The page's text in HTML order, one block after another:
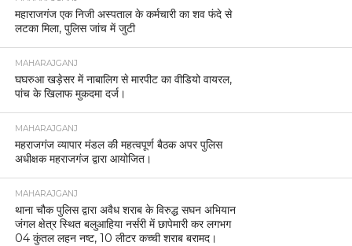
महाराजगंज एक निजी अस्पताल के कर्मचारी का शव फंदे से
लटका मिला, पुलिस जांच में जुटी
MAHARAJGANJ
घघरुआ खड़ेसर में नाबालिग से मारपीट का वीडियो वायरल,
पांच के खिलाफ मुकदमा दर्ज।
MAHARAJGANJ
महराजगंज व्यापार मंडल की महत्वपूर्ण बैठक अपर पुलिस
अधीक्षक महराजगंज द्वारा आयोजित।
MAHARAJGANJ
थाना चौक पुलिस द्वारा अवैध शराब के विरुद्ध सघन अभियान
जंगल क्षेत्र स्थित बलुआहिया नर्सरी में छापेमारी कर लगभग
04 कुंतल लहन नष्ट, 10 लीटर कच्ची शराब बरामद।